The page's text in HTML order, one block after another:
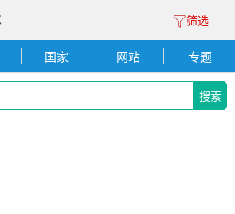
筛选
国家 网站 专题
搜索